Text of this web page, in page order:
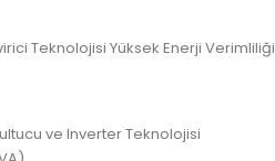
Teknolojisi Yüksek Enerji Verimliliği
ve Inverter Teknolojisi